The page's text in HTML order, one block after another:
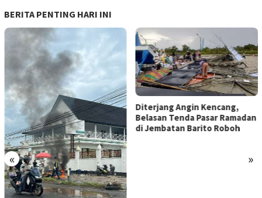
BERITA PENTING HARI INI
« »
Diterjang Angin Kencang,
Belasan Tenda Pasar Ramadan
di Jembatan Barito Roboh